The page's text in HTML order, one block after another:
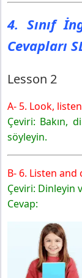
4. Sınıf
Cevapları
Lesson 2
A- 5. Look,
Çeviri: Bakın,
söyleyin.
B- 6. Listen and
Çeviri: Dinleyin
Cevap: